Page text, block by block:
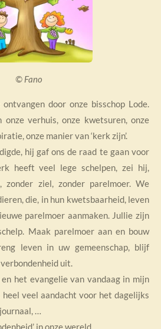
© Fano
door onze bisschop Lode.
verhuis, onze kwetsuren, onze
onze manier van ‘kerk zijn’.
hij gaf ons de raad te gaan voor
heeft veel lege schelpen, zei hij,
zonder ziel, zonder parelmoer. We
die, in hun kwetsbaarheid, leven
parelmoer aanmaken. Jullie zijn
Maak parelmoer aan en bouw
leven in uw gemeenschap, blijf
uit.
het evangelie van vandaag in mijn
heel veel aandacht voor het dagelijks
…
in onze wereld.